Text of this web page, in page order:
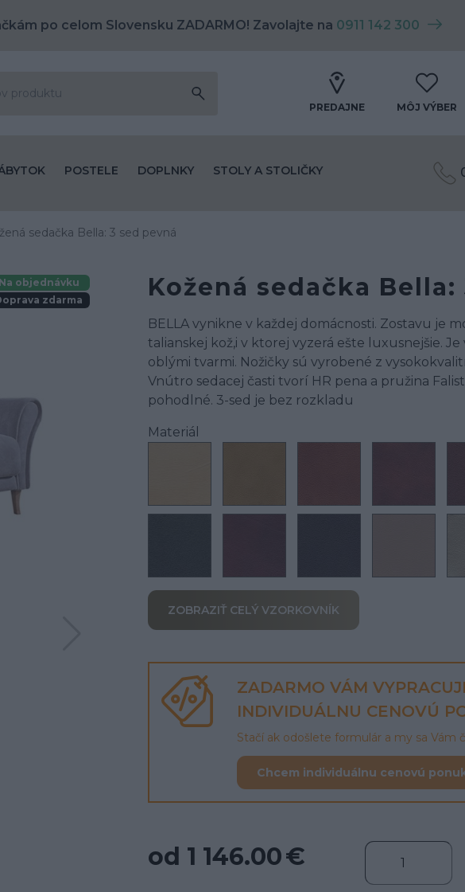
po celom Slovensku ZADARMO! Zavolajte na 0911 142 300
PREDAJNE MÔJ VÝBER
POSTELE DOPLNKY STOLY A STOLIČKY
sedačka Bella: 3 sed pevná
Kožená sedačka Bella:
BELLA vynikne v každej domácnosti. Zostavu je
talianskej kož,i v ktorej vyzerá ešte luxusnejšie.
oblými tvarmi. Nožičky sú vyrobené z
Vnútro sedacej časti tvorí HR pena a pružina
pohodlné. 3-sed je bez rozkladu
Materiál
ZOBRAZIŤ CELÝ VZORKOVNÍK
ZADARMO VÁM
INDIVIDUÁLNU CENOVÚ
Stačí ak odošlete formulár a my sa Vám
Chcem individuálnu cenovú
od 1 146.00 €
Na objednávku
zdarma